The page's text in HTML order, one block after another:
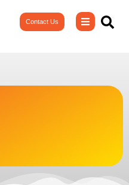
Contact Us